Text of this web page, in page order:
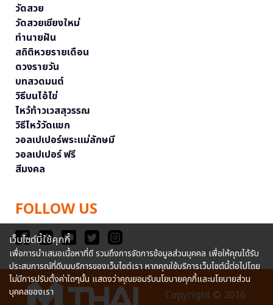
วัดสวย
วัดสวยเชียงใหม่
ทำนายฝัน
สถิติหวยรายเดือน
ดวงรายวัน
บทสวดมนต์
วิธีบนไอ้ไข่
ไหว้ท้าวเวสสุวรรณ
วิธีไหว้วัดแขก
วอลเปเปอร์พระแม่ลักษมี
วอลเปเปอร์ ฟรี
สีมงคล
FOLLOW US
Copyright © 2016
เว็บไซต์นี้ใช้คุกกี้
เพื่อการนำเสนอเนื้อหาที่ดี รวมถึงการจัดการข้อมูลส่วนบุคคล เพื่อให้คุณได้รับ
ประสบการณ์ที่ดีบนบริการของเว็บไซต์เรา หากคุณใช้บริการเว็บไซต์นี้ต่อไปโดย
ไม่มีการปรับตั้งค่าใดๆนั้น แสดงว่าคุณยอมรับนโยบายคุกกี้และนโยบายส่วน
บุคคลของเรา